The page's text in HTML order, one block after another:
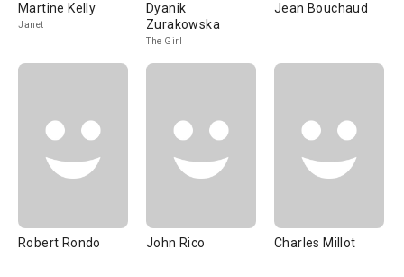
Martine Kelly
Janet
Dyanik
Zurakowska
The Girl
Jean Bouchaud
Robert Rondo John Rico Charles Millot